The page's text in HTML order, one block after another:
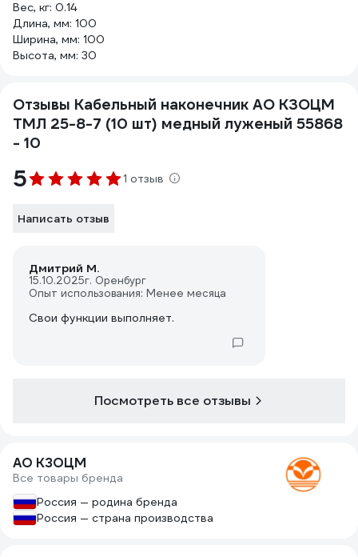
Вес, кг: 0.14
Длина, мм: 100
Ширина, мм: 100
Высота, мм: 30
Отзывы Кабельный наконечник АО КЗОЦМ
ТМЛ 25-8-7 (10 шт) медный луженый 55868
- 10
5 1 отзыв
Написать отзыв
Дмитрий М.
15.10.2025г. Оренбург
Опыт использования: Менее месяца
Свои функции выполняет.
Посмотреть все отзывы
АО КЗОЦМ
Все товары бренда
Россия — родина бренда
Россия — страна производства